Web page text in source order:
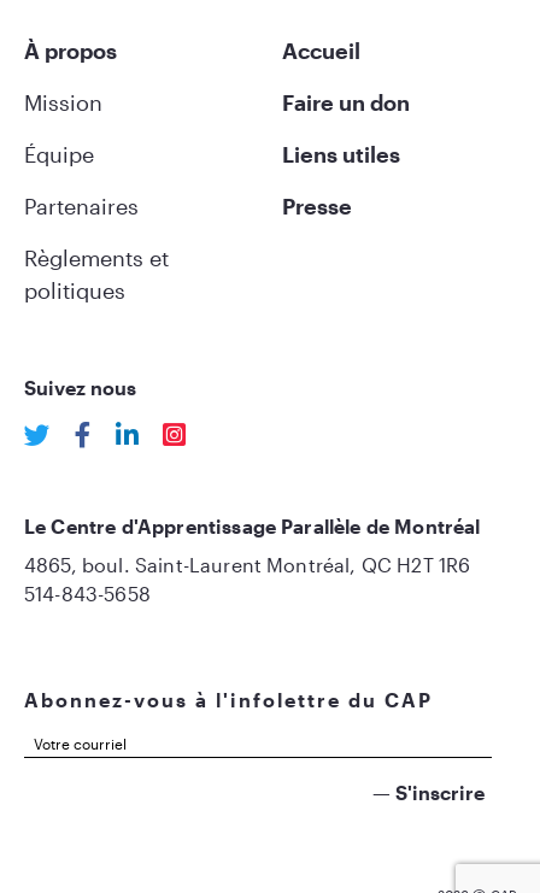
À propos
Mission
Équipe
Partenaires
Règlements et
politiques
Accueil
Faire un don
Liens utiles
Presse
Suivez nous
Abonnez-vous à l'infolettre du CAP
Le Centre d'Apprentissage Parallèle de Montréal
4865, boul. Saint-Laurent Montréal, QC H2T 1R6
514-843-5658